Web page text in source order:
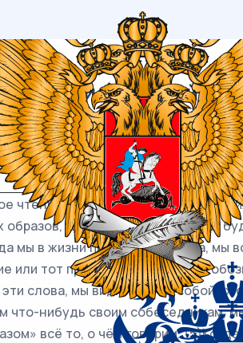
(типовой)
/ Русский / 02-
/ 22
чтение невозможно без
образов, в противном случае оно
мы в жизни произносим слова, мы
или тот предмет, которые они
слова, мы видим перед собой их
что-нибудь своим собеседникам,
всё то, о чём говорим.